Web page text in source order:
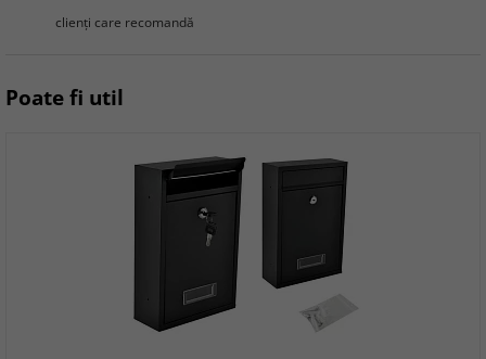
clienţi care recomandă
Poate fi util